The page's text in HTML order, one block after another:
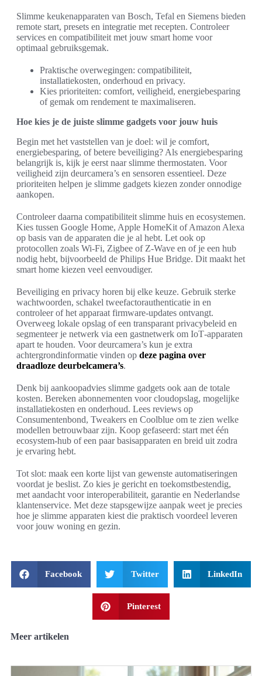
Slimme keukenapparaten van Bosch, Tefal en Siemens bieden
remote start, presets en integratie met recepten. Controleer
services en compatibiliteit met jouw smart home voor
optimaal gebruiksgemak.
Praktische overwegingen: compatibiliteit,
installatiekosten, onderhoud en privacy.
Kies prioriteiten: comfort, veiligheid, energiebesparing
of gemak om rendement te maximaliseren.
Hoe kies je de juiste slimme gadgets voor jouw huis
Begin met het vaststellen van je doel: wil je comfort,
energiebesparing, of betere beveiliging? Als energiebesparing
belangrijk is, kijk je eerst naar slimme thermostaten. Voor
veiligheid zijn deurcamera’s en sensoren essentieel. Deze
prioriteiten helpen je slimme gadgets kiezen zonder onnodige
aankopen.
Controleer daarna compatibiliteit slimme huis en ecosystemen.
Kies tussen Google Home, Apple HomeKit of Amazon Alexa
op basis van de apparaten die je al hebt. Let ook op
protocollen zoals Wi‑Fi, Zigbee of Z‑Wave en of je een hub
nodig hebt, bijvoorbeeld de Philips Hue Bridge. Dit maakt het
smart home kiezen veel eenvoudiger.
Beveiliging en privacy horen bij elke keuze. Gebruik sterke
wachtwoorden, schakel tweefactorauthenticatie in en
controleer of het apparaat firmware‑updates ontvangt.
Overweeg lokale opslag of een transparant privacybeleid en
segmenteer je netwerk via een gastnetwerk om IoT‑apparaten
apart te houden. Voor deurcamera’s kun je extra
achtergrondinformatie vinden op deze pagina over
draadloze deurbelcamera’s.
Denk bij aankoopadvies slimme gadgets ook aan de totale
kosten. Bereken abonnementen voor cloudopslag, mogelijke
installatiekosten en onderhoud. Lees reviews op
Consumentenbond, Tweakers en Coolblue om te zien welke
modellen betrouwbaar zijn. Koop gefaseerd: start met één
ecosystem‑hub of een paar basisapparaten en breid uit zodra
je ervaring hebt.
Tot slot: maak een korte lijst van gewenste automatiseringen
voordat je beslist. Zo kies je gericht en toekomstbestendig,
met aandacht voor interoperabiliteit, garantie en Nederlandse
klantenservice. Met deze stapsgewijze aanpak weet je precies
hoe je slimme apparaten kiest die praktisch voordeel leveren
voor jouw woning en gezin.
Facebook Twitter LinkedIn
Pinterest
Meer artikelen